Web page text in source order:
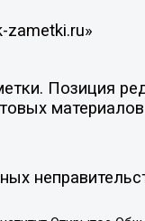
zametki.ru»
Позиция